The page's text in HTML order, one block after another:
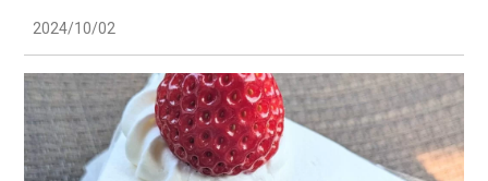
2024/10/02